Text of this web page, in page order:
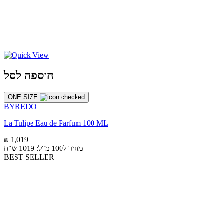
הוספה לסל
ONE SIZE
BYREDO
La Tulipe Eau de Parfum 100 ML
₪ 1,019
מחיר ל100 מ"ל: 1019 ש"ח
BEST SELLER